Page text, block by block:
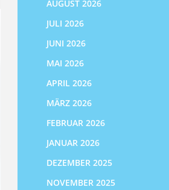
AUGUST 2026
JULI 2026
JUNI 2026
MAI 2026
APRIL 2026
MÄRZ 2026
FEBRUAR 2026
JANUAR 2026
DEZEMBER 2025
NOVEMBER 2025